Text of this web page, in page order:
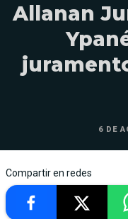
Allanan
6 DE
Compartir en redes